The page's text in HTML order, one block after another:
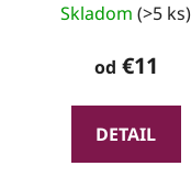
Skladom (>5 ks)
od €11
DETAIL